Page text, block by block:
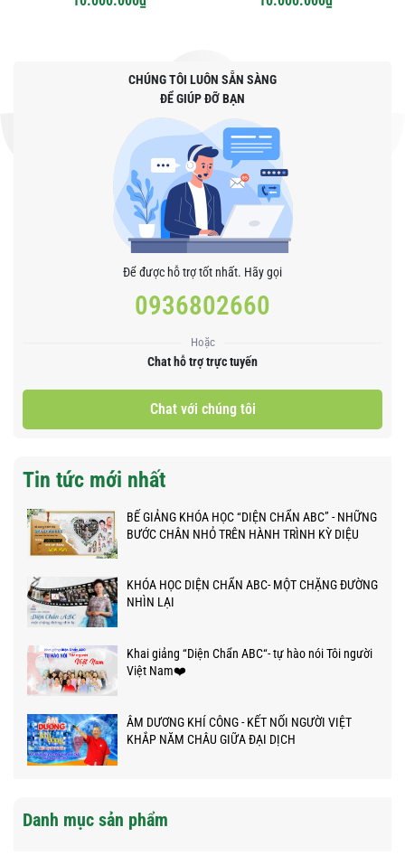
Hương Thảo | Basic Dien
CHÚNG TÔI LUÔN SẴN SÀNG
ĐỂ GIÚP ĐỠ BẠN
Để được hỗ trợ tốt nhất. Hãy gọi
0936802660
Hoặc
Chat hỗ trợ trực tuyến
Chat với chúng tôi
Tin tức mới nhất
BẾ GIẢNG KHÓA HỌC “DIỆN CHẨN ABC” - NHỮNG
BƯỚC CHÂN NHỎ TRÊN HÀNH TRÌNH KỲ DIỆU
KHÓA HỌC DIỆN CHẨN ABC- MỘT CHẶNG ĐƯỜNG
NHÌN LẠI
Khai giảng “Diện Chẩn ABC“- tự hào nói Tôi người
Việt Nam❤️
ÂM DƯƠNG KHÍ CÔNG - KẾT NỐI NGƯỜI VIỆT
KHẮP NĂM CHÂU GIỮA ĐẠI DỊCH
Danh mục sản phẩm